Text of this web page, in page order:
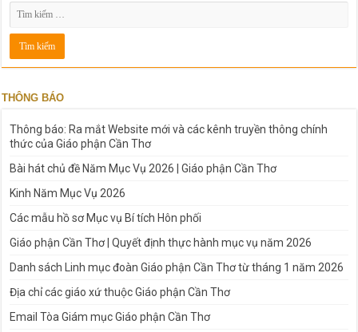
THÔNG BÁO
Thông báo: Ra mắt Website mới và các kênh truyền thông chính
thức của Giáo phận Cần Thơ
Bài hát chủ đề Năm Mục Vụ 2026 | Giáo phận Cần Thơ
Kinh Năm Mục Vụ 2026
Các mẫu hồ sơ Mục vụ Bí tích Hôn phối
Giáo phận Cần Thơ | Quyết định thực hành mục vụ năm 2026
Danh sách Linh mục đoàn Giáo phận Cần Thơ từ tháng 1 năm 2026
Địa chỉ các giáo xứ thuộc Giáo phận Cần Thơ
Email Tòa Giám mục Giáo phận Cần Thơ